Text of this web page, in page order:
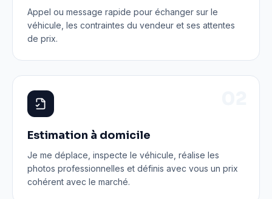
Appel ou message rapide pour échanger sur le
véhicule, les contraintes du vendeur et ses attentes
de prix.
Estimation à domicile
Je me déplace, inspecte le véhicule, réalise les
photos professionnelles et définis avec vous un prix
cohérent avec le marché.